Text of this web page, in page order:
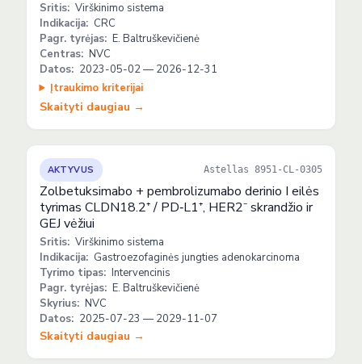
Sritis: Virškinimo sistema
Indikacija: CRC
Pagr. tyrėjas: E. Baltruškevičienė
Centras: NVC
Datos: 2023-05-02 — 2026-12-31
Įtraukimo kriterijai
Skaityti daugiau →
AKTYVUS Astellas 8951-CL-0305
Zolbetuksimabo + pembrolizumabo derinio I eilės
tyrimas CLDN18.2⁺ / PD‑L1⁺, HER2⁻ skrandžio ir
GEJ vėžiui
Sritis: Virškinimo sistema
Indikacija: Gastroezofaginės jungties adenokarcinoma
Tyrimo tipas: Intervencinis
Pagr. tyrėjas: E. Baltruškevičienė
Skyrius: NVC
Datos: 2025-07-23 — 2029-11-07
Skaityti daugiau →